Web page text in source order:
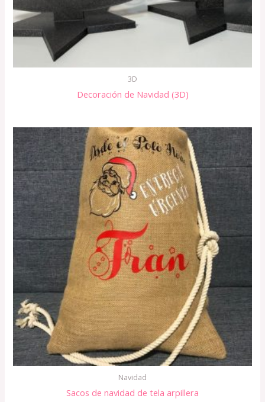
3D
Decoración de Navidad (3D)
Navidad
Sacos de navidad de tela arpillera